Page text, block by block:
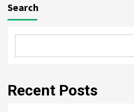
Search
Recent Posts